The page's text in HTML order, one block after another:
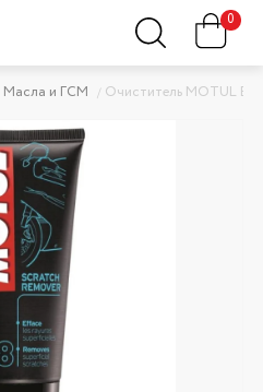
0
Масла и ГСМ Очиститель MOTUL E8